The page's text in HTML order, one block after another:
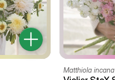
Matthiola incana